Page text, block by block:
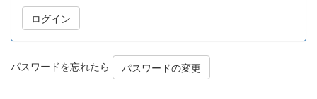
パスワードを忘れたら パスワードの変更